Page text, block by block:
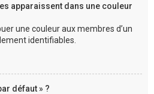
apparaissent dans une couleur
une couleur aux membres d’un
identifiables.
défaut » ?